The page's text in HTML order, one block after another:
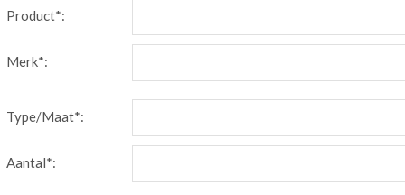
Product*:
Merk*:
Type/Maat*:
Aantal*: